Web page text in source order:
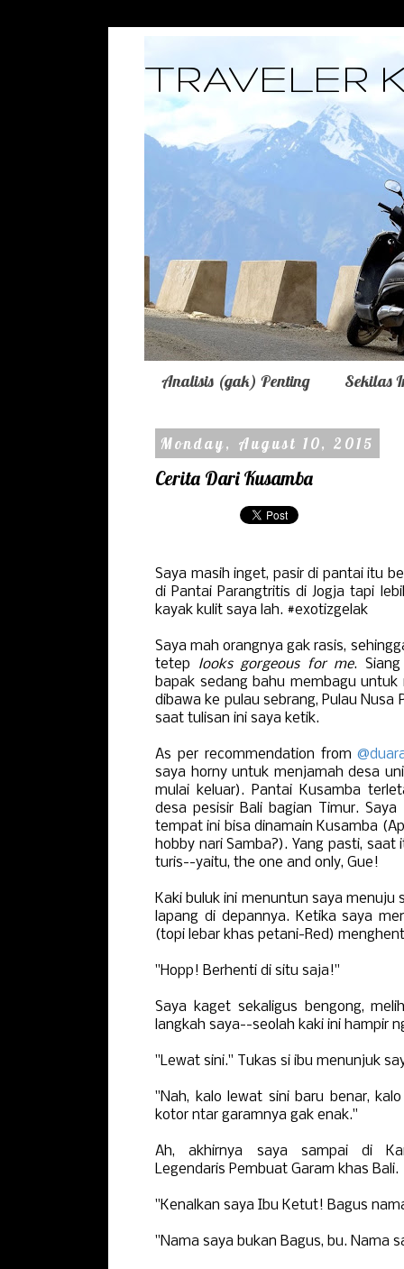
TRAVELER
Analisis (gak) Penting Sekilas
Monday, August 10, 2015
Cerita Dari Kusamba
Saya masih inget, pasir di pantai itu
di Pantai Parangtritis di Jogja tapi
kayak kulit saya lah. #exotizgelak
Saya mah orangnya gak rasis,
tetep looks gorgeous for me.
bapak sedang bahu membagu
dibawa ke pulau sebrang, Pulau Nusa
saat tulisan ini saya ketik.
As per recommendation from
saya horny untuk menjamah desa
mulai keluar). Pantai Kusamba
desa pesisir Bali bagian Timur.
tempat ini bisa dinamain Kusamba
hobby nari Samba?). Yang pasti,
turis--yaitu, the one and only, Gue!
Kaki buluk ini menuntun saya menuju
lapang di depannya. Ketika saya
(topi lebar khas petani-Red)
"Hopp! Berhenti di situ saja!"
Saya kaget sekaligus bengong,
langkah saya--seolah kaki ini hampir
"Lewat sini." Tukas si ibu menunjuk
"Nah, kalo lewat sini baru benar,
kotor ntar garamnya gak enak."
Ah, akhirnya saya sampai di
Legendaris Pembuat Garam khas Bali.
"Kenalkan saya Ibu Ketut! Bagus
"Nama saya bukan Bagus, bu. Nama